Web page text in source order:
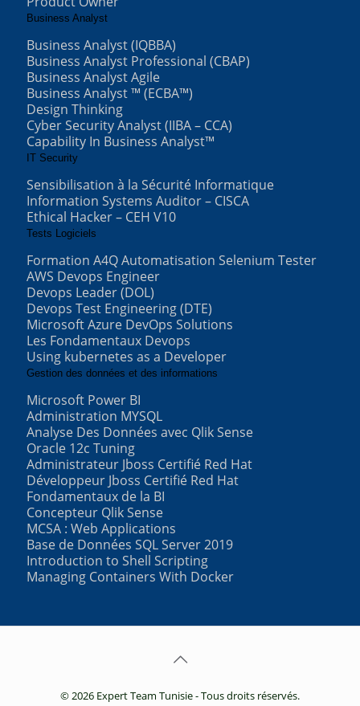
Business Analyst
Business Analyst (IQBBA)
Business Analyst Professional (CBAP)
Business Analyst Agile
Business Analyst ™ (ECBA™)
Design Thinking
Cyber Security Analyst (IIBA – CCA)
Capability In Business Analyst™
IT Security
Sensibilisation à la Sécurité Informatique
Information Systems Auditor – CISCA
Ethical Hacker – CEH V10
Tests Logiciels
Formation A4Q Automatisation Selenium Tester
AWS Devops Engineer
Devops Leader (DOL)
Devops Test Engineering (DTE)
Microsoft Azure DevOps Solutions
Les Fondamentaux Devops
Using kubernetes as a Developer
Gestion des données et des informations
Microsoft Power BI
Administration MYSQL
Analyse Des Données avec Qlik Sense
Oracle 12c Tuning
Administrateur Jboss Certifié Red Hat
Développeur Jboss Certifié Red Hat
Fondamentaux de la BI
Concepteur Qlik Sense
MCSA : Web Applications
Base de Données SQL Server 2019
Introduction to Shell Scripting
Managing Containers With Docker
© 2026 Expert Team Tunisie - Tous droits réservés.